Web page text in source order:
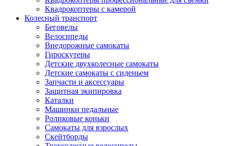
Квадрокоптеры с камерой
Колесный транспорт
Беговелы
Велосипеды
Внедорожные самокаты
Гироскутеры
Детские двухколесные самокаты
Детские самокаты с сиденьем
Запчасти и аксессуары
Защитная экипировка
Каталки
Машинки педальные
Роликовые коньки
Самокаты для взрослых
Скейтборды